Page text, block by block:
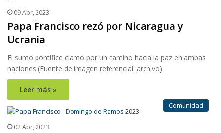
09 Abr, 2023
Papa Francisco rezó por Nicaragua y
Ucrania
El sumo pontífice clamó por un camino hacia la paz en ambas
naciones (Fuente de imagen referencial: archivo)
Leer más »
Comunidad
02 Abr, 2023